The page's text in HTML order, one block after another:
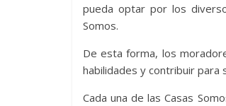
pueda optar por los
Somos.
De esta forma, los
habilidades y contribuir para
Cada una de las Casas